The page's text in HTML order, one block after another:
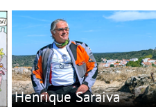
Henrique Saraiva